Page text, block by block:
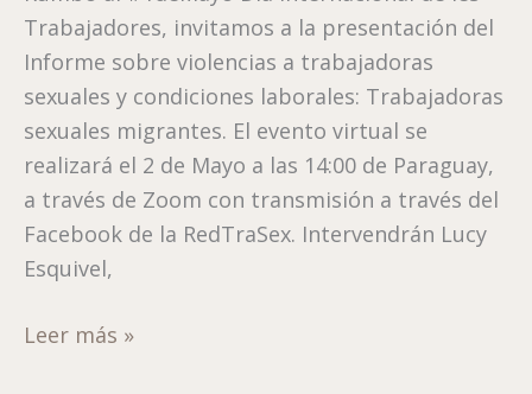
Trabajadores, invitamos a la presentación del
Informe sobre violencias a trabajadoras
sexuales y condiciones laborales: Trabajadoras
sexuales migrantes. El evento virtual se
realizará el 2 de Mayo a las 14:00 de Paraguay,
a través de Zoom con transmisión a través del
Facebook de la RedTraSex. Intervendrán Lucy
Esquivel,
Leer más »